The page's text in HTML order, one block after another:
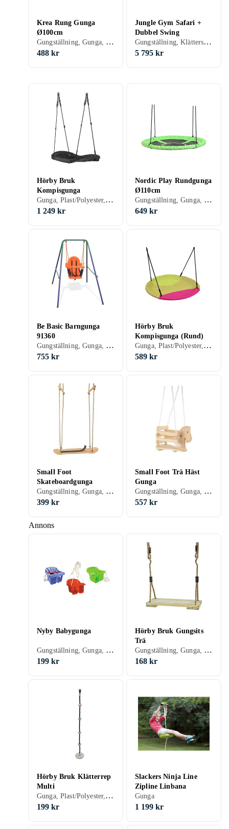
Annons
Krea Rung Gunga
Ø100cm
Gungställning, Gunga, Plast/Polyester, Nylon/Polyamid, Kompisgunga, 100 kg
488 kr
Jungle Gym Safari +
Dubbel Swing
Gungställning, Klätterställning, Rutschkana, Lekstuga & Lektorn, Gunga, Plast/Polyester, Trä
5 795 kr
Hörby Bruk
Kompisgunga
Gunga, Plast/Polyester, Trä, Kompisgunga, 150 kg
1 249 kr
Nordic Play Rundgunga
Ø110cm
Gungställning, Gunga, Plast/Polyester, Kompisgunga, 150 kg
649 kr
Be Basic Barngunga
91360
Gungställning, Gunga, Plast/Polyester, Babygunga
755 kr
Hörby Bruk
Kompisgunga (Rund)
Gunga, Plast/Polyester, Trä, Kompisgunga, 150 kg
589 kr
Small Foot
Skateboardgunga
Gungställning, Gunga, Plast/Polyester, Babygunga
399 kr
Small Foot Trä Häst
Gunga
Gungställning, Gunga, Trä
557 kr
Nyby Babygunga
Gungställning, Gunga, Babygunga
199 kr
Hörby Bruk Gungsits
Trä
Gungställning, Gunga, Trä, Gungsits, 50 kg
168 kr
Hörby Bruk Klätterrep
Multi
Gunga, Plast/Polyester, 50 kg
199 kr
Slackers Ninja Line
Zipline Linbana
Gunga
1 199 kr